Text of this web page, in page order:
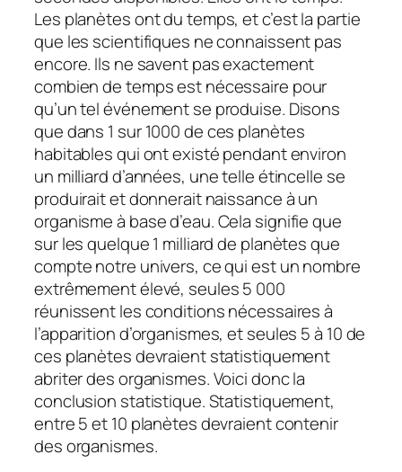
Les planètes ont du temps, et c’est la partie
que les scientifiques ne connaissent pas
encore. Ils ne savent pas exactement
combien de temps est nécessaire pour
qu’un tel événement se produise. Disons
que dans 1 sur 1000 de ces planètes
habitables qui ont existé pendant environ
un milliard d’années, une telle étincelle se
produirait et donnerait naissance à un
organisme à base d’eau. Cela signifie que
sur les quelque 1 milliard de planètes que
compte notre univers, ce qui est un nombre
extrêmement élevé, seules 5 000
réunissent les conditions nécessaires à
l’apparition d’organismes, et seules 5 à 10 de
ces planètes devraient statistiquement
abriter des organismes. Voici donc la
conclusion statistique. Statistiquement,
entre 5 et 10 planètes devraient contenir
des organismes.